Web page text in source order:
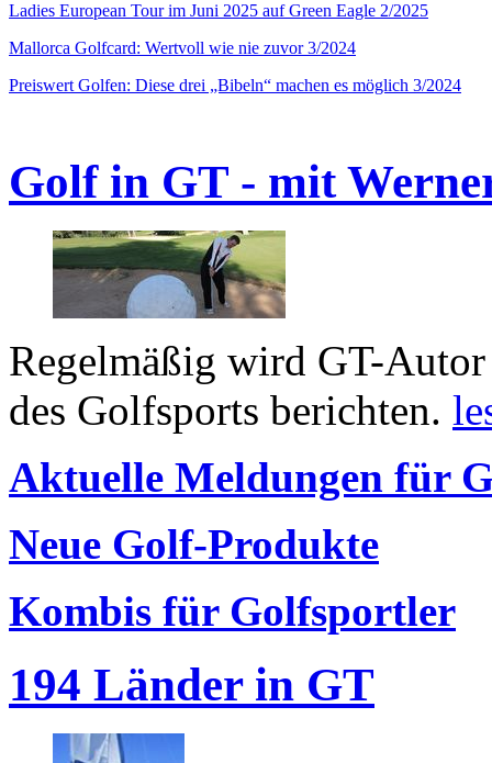
Ladies European Tour im Juni 2025 auf Green Eagle 2/2025
Mallorca Golfcard: Wertvoll wie nie zuvor 3/2024
Preiswert Golfen: Diese drei „Bibeln“ machen es möglich 3/2024
Golf in GT - mit
Regelmäßig wird GT-
des Golfsports berichten.
Aktuelle Meldungen für
Neue Golf-Produkte
Kombis für Golfsportler
194 Länder in GT